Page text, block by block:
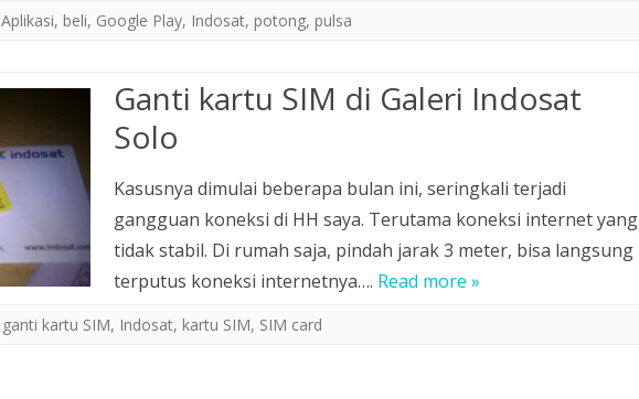
Aplikasi, beli, Google Play, Indosat, potong, pulsa
Ganti kartu SIM di Galeri Indosat
Solo
Kasusnya dimulai beberapa bulan ini, seringkali terjadi
gangguan koneksi di HH saya. Terutama koneksi internet yang
tidak stabil. Di rumah saja, pindah jarak 3 meter, bisa langsung
terputus koneksi internetnya…. Read more »
ganti kartu SIM, Indosat, kartu SIM, SIM card